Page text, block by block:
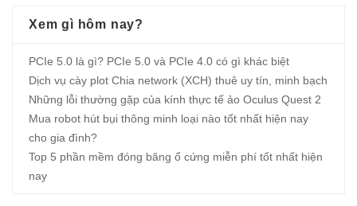
Xem gì hôm nay?
PCIe 5.0 là gì? PCIe 5.0 và PCIe 4.0 có gì khác biệt
Dịch vụ cày plot Chia network (XCH) thuê uy tín, minh bạch
Những lỗi thường gặp của kính thực tế ảo Oculus Quest 2
Mua robot hút bụi thông minh loại nào tốt nhất hiện nay
cho gia đình?
Top 5 phần mềm đóng băng ổ cứng miễn phí tốt nhất hiện
nay